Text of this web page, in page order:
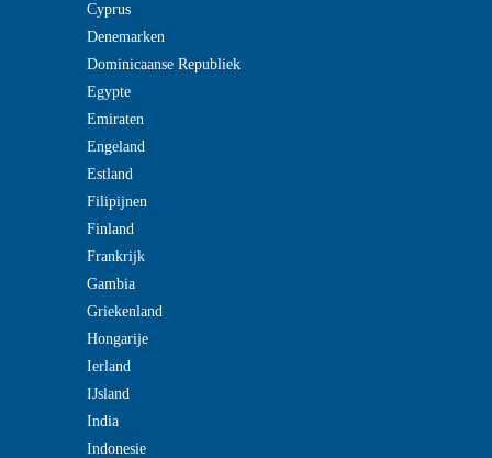
Cyprus
Denemarken
Dominicaanse Republiek
Egypte
Emiraten
Engeland
Estland
Filipijnen
Finland
Frankrijk
Gambia
Griekenland
Hongarije
Ierland
IJsland
India
Indonesie